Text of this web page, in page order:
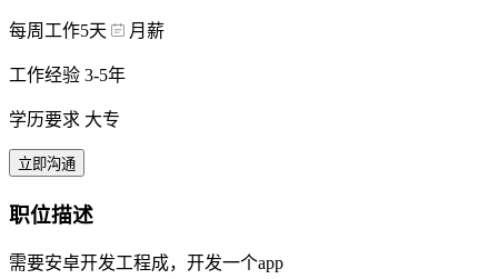
每周工作5天 月薪
工作经验 3-5年
学历要求 大专
立即沟通
职位描述
需要安卓开发工程成，开发一个app